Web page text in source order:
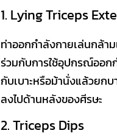
1. Lying Triceps
ท่าออกกำลังกายเล่นกล้า
ร่วมกับการใช้อุปกรณ์ออก
กับเบาะหรือม้านั่งแล้วย
ลงไปด้านหลังของศีรษะ
2. Triceps Dips